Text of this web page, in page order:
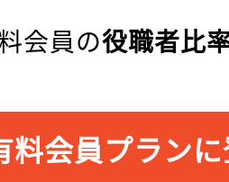
会員の役職者比
料会員プラン